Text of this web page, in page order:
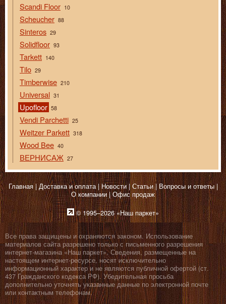
Scandi Floor 10
Scheucher 88
Sinteros 29
Solidfloor 93
Tarkett 140
Tilo 29
Timberwise 210
Universal 31
Upofloor 58
Vendi Parchetti 25
Weitzer Parkett 318
Wood Bee 40
ВЕРНИСАЖ 27
Главная Доставка и оплата Новости Статьи
Вопросы и ответы
О компании Офис продаж
© 1995–2026 «Наш паркет»
Все права защищены и охраняются законом. Использование
материалов сайта разрешено только с письменного разрешения
интернет-магазина «Наш паркет». Сведения, размещенные на
настоящем интернет-ресурсе, носят исключительно
информационный характер и не являются публичной офертой (ст.
437 Гражданского кодекса РФ). Убедительная просьба
дополнительно уточнять указанные данные по электронной почте
или контактным телефонам.